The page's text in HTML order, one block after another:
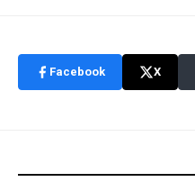
Facebook X